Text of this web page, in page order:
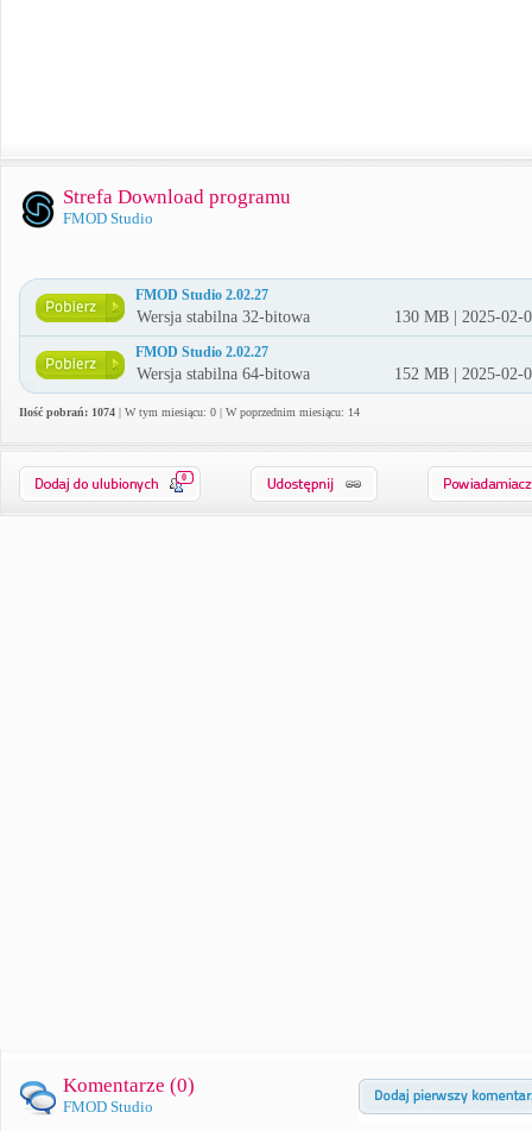
Strefa Download programu
FMOD Studio
FMOD Studio 2.02.27
Wersja stabilna 32-bitowa 130 MB | 2025-02-
FMOD Studio 2.02.27
Wersja stabilna 64-bitowa 152 MB | 2025-02-
Ilość pobrań: 1074 | W tym miesiącu: 0 | W poprzednim miesiącu: 14
0
Komentarze (0)
FMOD Studio